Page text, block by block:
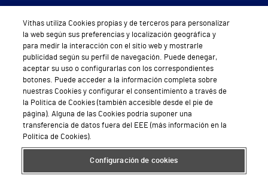
Sobre Vithas
Quiénes somos
Trabajar en Vithas
Teléfono Cita Médica
Teléfono Atención al Cliente
Política de seguridad y salud en el trabajo
Conoce a Supervita
Vithas utiliza Cookies propias y de terceros para personalizar
la web según sus preferencias y localización geográfica y
para medir la interacción con el sitio web y mostrarle
publicidad según su perfil de navegación. Puede denegar,
aceptar su uso o configurarlas con los correspondientes
botones. Puede acceder a la información completa sobre
nuestras Cookies y configurar el consentimiento a través de
la Política de Cookies (también accesible desde el pie de
página). Alguna de las Cookies podría suponer una
transferencia de datos fuera del EEE (más información en la
Política de Cookies).
Configuración de cookies